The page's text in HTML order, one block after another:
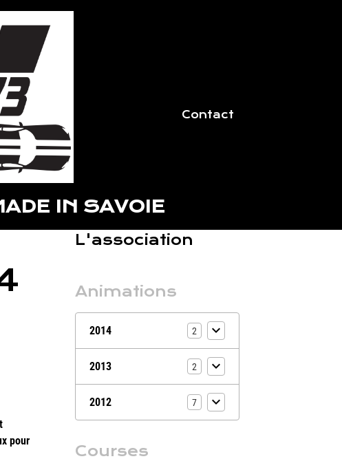
IN SAVOIE
Contact
pour
L'association
Animations
2014 2
2013 2
2012 7
Courses